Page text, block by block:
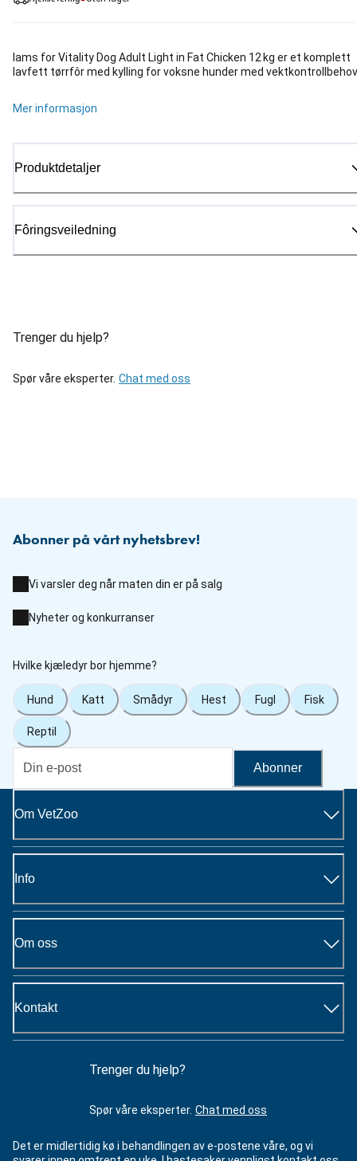
Iams for Vitality Dog Adult Light in Fat Chicken 12 kg er et komplett
lavfett tørrfôr med kylling for voksne hunder med
Mer informasjon
Produktdetaljer
Fôringsveiledning
Trenger du hjelp?
Spør våre eksperter. Chat med oss
Abonner på vårt nyhetsbrev!
Vi varsler deg når maten din er på salg
Nyheter og konkurranser
Hvilke kjæledyr bor hjemme?
Hund Katt Smådyr Hest Fugl Fisk
Reptil
Abonner
Om VetZoo
Info
Om oss
Kontakt
Trenger du hjelp?
Spør våre eksperter. Chat med oss
Det er midlertidig kø i behandlingen av e-postene våre, og vi